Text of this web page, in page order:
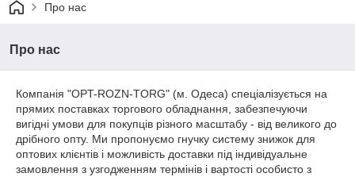
Про нас
Про нас
Компанія "OPT-ROZN-TORG" (м. Одеса) спеціалізується на
прямих поставках торгового обладнання, забезпечуючи
вигідні умови для покупців різного масштабу - від великого до
дрібного опту. Ми пропонуємо гнучку систему знижок для
оптових клієнтів і можливість доставки під індивідуальне
замовлення з узгодженням термінів і вартості особисто з